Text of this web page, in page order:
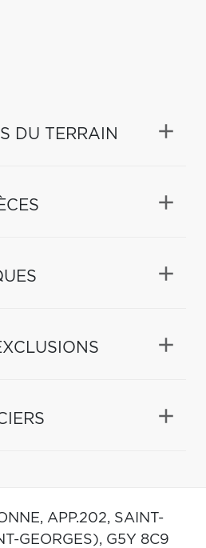
DU TERRAIN
APP.202, SAINT-
GEORGES), G5Y 8C9